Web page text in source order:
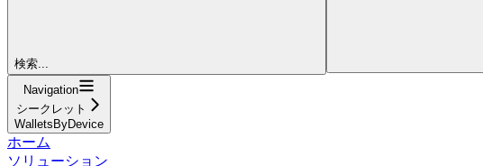
検索...
Navigation
シークレット
WalletsByDevice
ホーム
ソリューション